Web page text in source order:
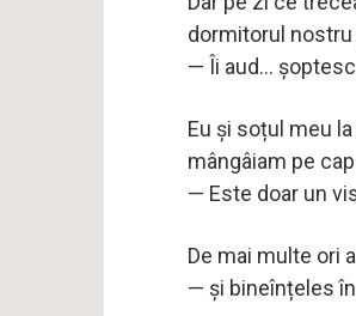
dormitorul nostru
— Îi aud…
Eu și soțul meu
mângâiam pe
— Este doar un
De mai multe ori
— și bineînțeles